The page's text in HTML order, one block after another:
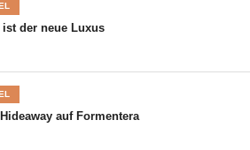
der neue Luxus
auf Formentera